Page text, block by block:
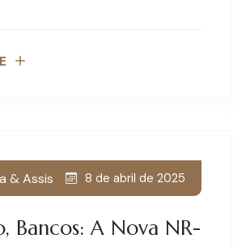
Bancos: A Nova NR-
& Assis 8 de abril de 2025